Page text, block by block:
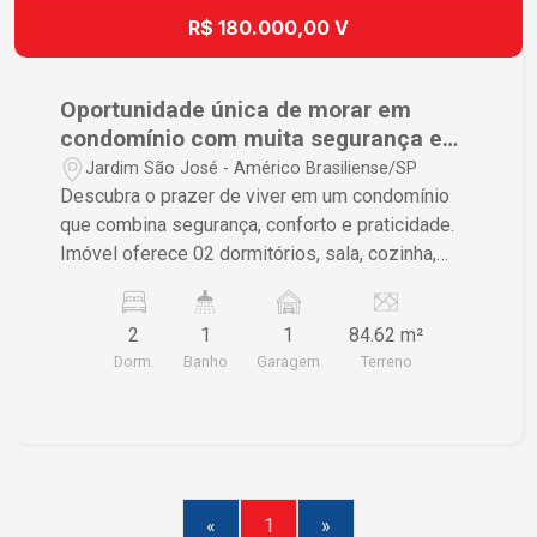
R$ 180.000,00 V
Oportunidade única de morar em
condomínio com muita segurança e
localização espetacular.
Jardim São José - Américo Brasiliense/SP
Descubra o prazer de viver em um condomínio
que combina segurança, conforto e praticidade.
Imóvel oferece 02 dormitórios, sala, cozinha,
Área comum do condomínio conta com espaço
para festa com churrasqueira, garagem coberta,
interfone, portão eletrônico e câmeras de
continuará a valorizar. Entre em contato conosco
2
Dorm.
1
Banho
1
Garagem
84.62 m²
Terreno
« 1 »